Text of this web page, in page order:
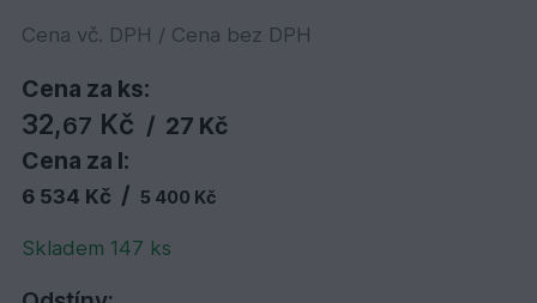
Cena vč. DPH / Cena bez DPH
Cena za ks:
32,67 Kč / 27 Kč
Cena za l:
6 534 Kč / 5 400 Kč
Skladem 147 ks